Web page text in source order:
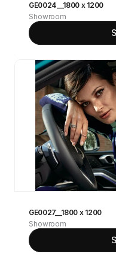
GE0024__1800 x 1200
Showroom
GE0027__1800 x 1200
Showroom